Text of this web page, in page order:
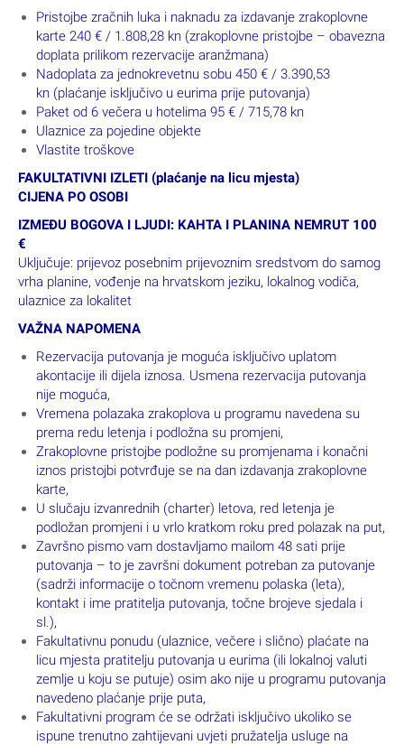
Pristojbe zračnih luka i naknadu za izdavanje zrakoplovne
karte 240 € / 1.808,28 kn (zrakoplovne pristojbe – obavezna
doplata prilikom rezervacije aranžmana)
Nadoplata za jednokrevetnu sobu 450 € / 3.390,53
kn (plaćanje isključivo u eurima prije putovanja)
Paket od 6 večera u hotelima 95 € / 715,78 kn
Ulaznice za pojedine objekte
Vlastite troškove
FAKULTATIVNI IZLETI (plaćanje na licu mjesta)
CIJENA PO OSOBI
IZMEĐU BOGOVA I LJUDI: KAHTA I PLANINA NEMRUT 100
€
Uključuje: prijevoz posebnim prijevoznim sredstvom do samog
vrha planine, vođenje na hrvatskom jeziku, lokalnog vodiča,
ulaznice za lokalitet
VAŽNA NAPOMENA
Rezervacija putovanja je moguća isključivo uplatom
akontacije ili dijela iznosa. Usmena rezervacija putovanja
nije moguća,
Vremena polazaka zrakoplova u programu navedena su
prema redu letenja i podložna su promjeni,
Zrakoplovne pristojbe podložne su promjenama i konačni
iznos pristojbi potvrđuje se na dan izdavanja zrakoplovne
karte,
U slučaju izvanrednih (charter) letova, red letenja je
podložan promjeni i u vrlo kratkom roku pred polazak na put,
Završno pismo vam dostavljamo mailom 48 sati prije
putovanja – to je završni dokument potreban za putovanje
(sadrži informacije o točnom vremenu polaska (leta),
kontakt i ime pratitelja putovanja, točne brojeve sjedala i
sl.),
Fakultativnu ponudu (ulaznice, večere i slično) plaćate na
licu mjesta pratitelju putovanja u eurima (ili lokalnoj valuti
zemlje u koju se putuje) osim ako nije u programu putovanja
navedeno plaćanje prije puta,
Fakultativni program će se održati isključivo ukoliko se
ispune trenutno zahtijevani uvjeti pružatelja usluge na